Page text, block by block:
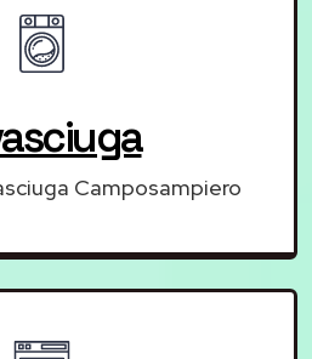
Camposampiero